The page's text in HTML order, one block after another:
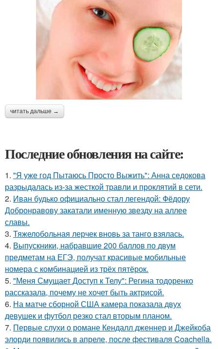
читать дальше →
Последние обновления на сайте:
1. "Я уже год Пытаюсь Просто Выжить": Анна седокова
разрыдалась из-за жесткой травли и проклятий в сети.
2. Иван будько официально стал легендой: Фёдору
Добронравову закатали именную звезду на аллее
славы.
3. Тяжелобольная лерчек вновь за танго взялась.
4. Выпускники, набравшие 200 баллов по двум
предметам на ЕГЭ, получат красивые мобильные
номера с комбинацией из трёх пятёрок.
5. "Меня Смущает Доступ к Телу": Регина тодоренко
рассказала, почему не хочет быть актрисой.
6. На матче сборной США камера показала двух
девушек и футбол резко стал вторым планом.
7. Первые слухи о романе Кендалл дженнер и Джейкоба
элорди появились в апреле, после фестиваля Coachella.